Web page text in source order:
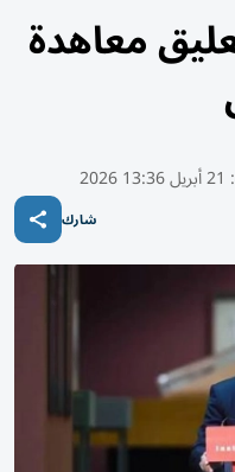
معاهدة
21 أبريل 13:36 2026
شارك